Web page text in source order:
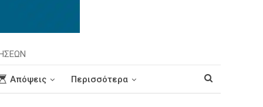
Απόψεις Περισσότερα